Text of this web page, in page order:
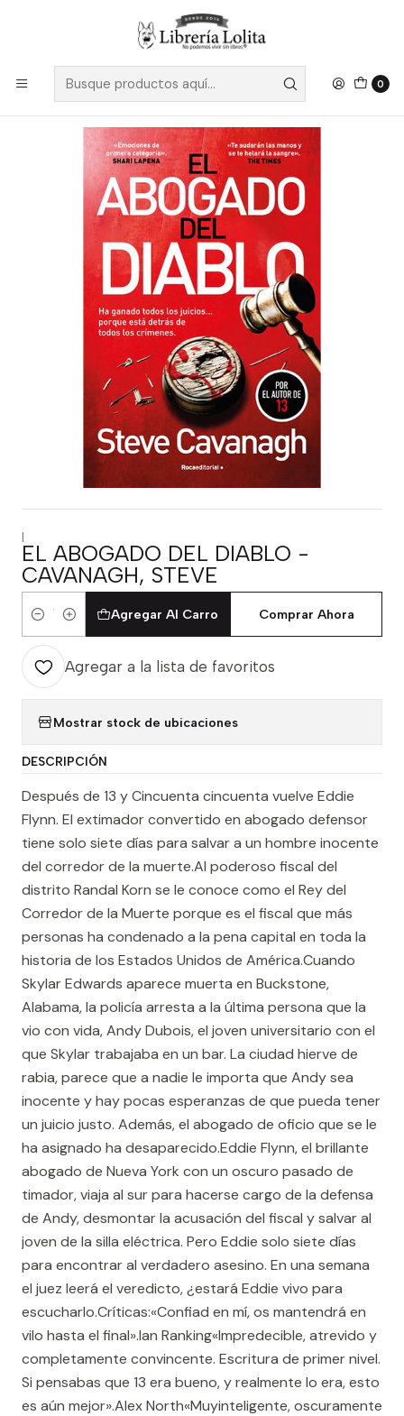
0
Despacho a todo Chile
|
EL ABOGADO DEL DIABLO -
CAVANAGH, STEVE
Cantidad
Agregar Al Carro Comprar Ahora
Agregar a la lista de favoritos
Mostrar stock de ubicaciones
DESCRIPCIÓN
Después de 13 y Cincuenta cincuenta vuelve Eddie
Flynn. El extimador convertido en abogado defensor
tiene solo siete días para salvar a un hombre inocente
del corredor de la muerte.Al poderoso fiscal del
distrito Randal Korn se le conoce como el Rey del
Corredor de la Muerte porque es el fiscal que más
personas ha condenado a la pena capital en toda la
historia de los Estados Unidos de América.Cuando
Skylar Edwards aparece muerta en Buckstone,
Alabama, la policía arresta a la última persona que la
vio con vida, Andy Dubois, el joven universitario con el
que Skylar trabajaba en un bar. La ciudad hierve de
rabia, parece que a nadie le importa que Andy sea
inocente y hay pocas esperanzas de que pueda tener
un juicio justo. Además, el abogado de oficio que se le
ha asignado ha desaparecido.Eddie Flynn, el brillante
abogado de Nueva York con un oscuro pasado de
timador, viaja al sur para hacerse cargo de la defensa
de Andy, desmontar la acusación del fiscal y salvar al
joven de la silla eléctrica. Pero Eddie solo siete días
para encontrar al verdadero asesino. En una semana
el juez leerá el veredicto, ¿estará Eddie vivo para
escucharlo.Críticas:«Confiad en mí, os mantendrá en
vilo hasta el final».Ian Ranking«Impredecible, atrevido y
completamente convincente. Escritura de primer nivel.
Si pensabas que 13 era bueno, y realmente lo era, esto
es aún mejor».Alex North«Muyinteligente, oscuramente